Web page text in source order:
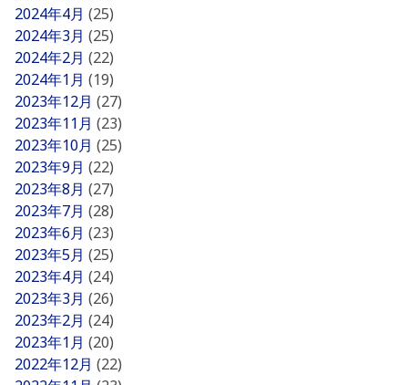
2024年4月 (25)
2024年3月 (25)
2024年2月 (22)
2024年1月 (19)
2023年12月 (27)
2023年11月 (23)
2023年10月 (25)
2023年9月 (22)
2023年8月 (27)
2023年7月 (28)
2023年6月 (23)
2023年5月 (25)
2023年4月 (24)
2023年3月 (26)
2023年2月 (24)
2023年1月 (20)
2022年12月 (22)